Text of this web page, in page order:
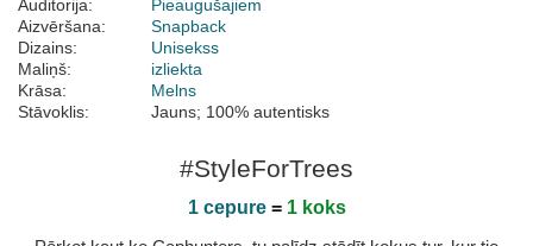
Auditorija:
Pieaugušajiem
Aizvēršana:
Snapback
Dizains:
Unisekss
Maliņš:
izliekta
Krāsa:
Melns
Stāvoklis:
Jauns; 100% autentisks
#StyleForTrees
1 cepure= 1 koks